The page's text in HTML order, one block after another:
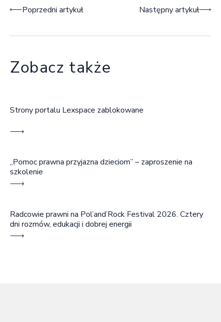
Nawigacja wpisu
Poprzedni artykuł Następny artykuł
Zobacz także
Strony portalu Lexspace zablokowane
„Pomoc prawna przyjazna dzieciom” – zaproszenie na
szkolenie
Radcowie prawni na Pol’and’Rock Festival 2026. Cztery
dni rozmów, edukacji i dobrej energii